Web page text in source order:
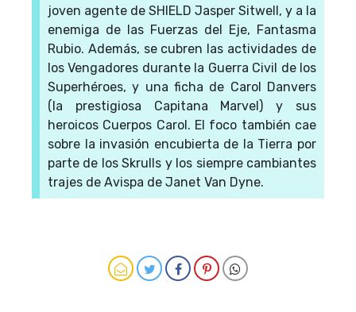
joven agente de SHIELD Jasper Sitwell, y a la
enemiga de las Fuerzas del Eje, Fantasma
Rubio. Además, se cubren las actividades de
los Vengadores durante la Guerra Civil de los
Superhéroes, y una ficha de Carol Danvers
(la prestigiosa Capitana Marvel) y sus
heroicos Cuerpos Carol. El foco también cae
sobre la invasión encubierta de la Tierra por
parte de los Skrulls y los siempre cambiantes
trajes de Avispa de Janet Van Dyne.